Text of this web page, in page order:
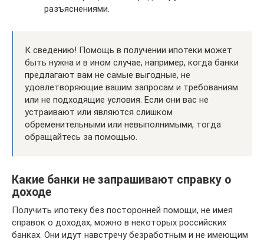
разъяснениями.
К сведению! Помощь в получении ипотеки может
быть нужна и в ином случае, например, когда банки
предлагают вам не самые выгодные, не
удовлетворяющие вашим запросам и требованиям
или не подходящие условия. Если они вас не
устраивают или являются слишком
обременительными или невыполнимыми, тогда
обращайтесь за помощью.
Какие банки не запрашивают справку о
доходе
Получить ипотеку без посторонней помощи, не имея
справок о доходах, можно в некоторых российских
банках. Они идут навстречу безработным и не имеющим